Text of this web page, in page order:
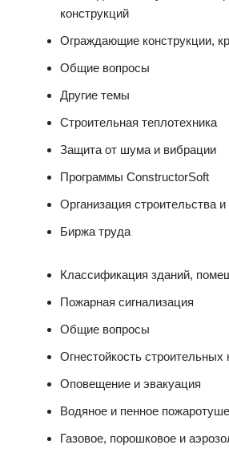
конструкций
Ограждающие конструкции,
Общие вопросы
Другие темы
Строительная теплотехника
Защита от шума и вибрации
Программы ConstructorSoft
Организация строительства
Биржа труда
Классификация зданий,
Пожарная сигнализация
Общие вопросы
Огнестойкость строительных
Оповещение и эвакуация
Водяное и пенное
Газовое, порошковое и